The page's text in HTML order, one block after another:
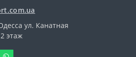
ул. Канатная
этаж